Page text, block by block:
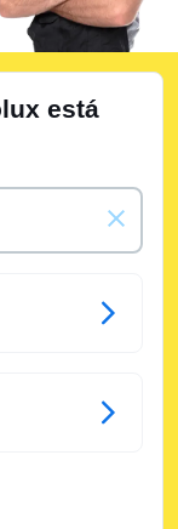
está